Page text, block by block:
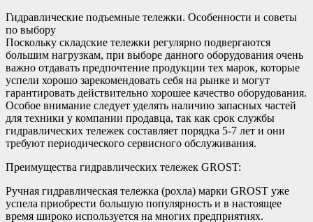
Гидравлические подъемные тележки. Особенности и советы
по выбору
Поскольку складские тележки регулярно подвергаются
большим нагрузкам, при выборе данного оборудования очень
важно отдавать предпочтение продукции тех марок, которые
успели хорошо зарекомендовать себя на рынке и могут
гарантировать действительно хорошее качество оборудования.
Особое внимание следует уделять наличию запасных частей
для техники у компании продавца, так как срок службы
гидравлических тележек составляет порядка 5-7 лет и они
требуют периодического сервисного обслуживания.
Преимущества гидравлических тележек GROST:
Ручная гидравлическая тележка (рохла) марки GROST уже
успела приобрести большую популярность и в настоящее
время широко используется на многих предприятиях.